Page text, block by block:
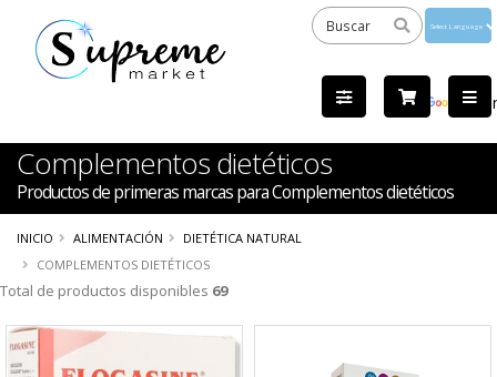
by
Complementos dietéticos
Productos de primeras marcas para Complementos dietéticos
INICIO ALIMENTACIÓN
DIETÉTICA NATURAL
COMPLEMENTOS DIETÉTICOS
Total de productos disponibles 69